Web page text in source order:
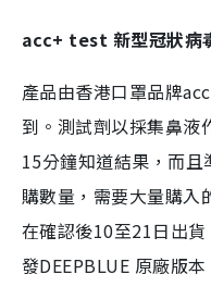
acc+ test 新型冠狀病
產品由香港口罩品牌
到。測試劑以採集鼻液
15分鐘知道結果，而
購數量，需要大量購入
在確認後10至21日出
發DEEPBLUE 原廠版本